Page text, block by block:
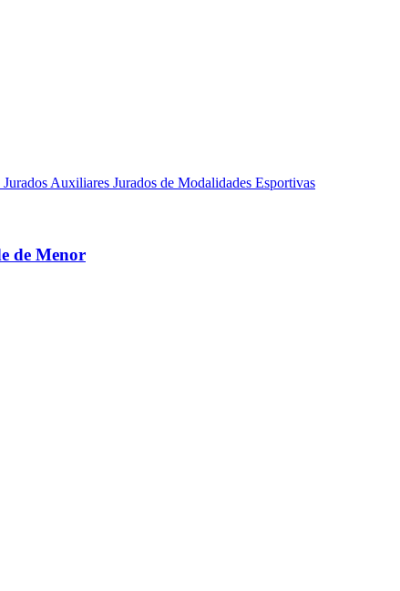
Jurados Auxiliares Jurados de Modalidades Esportivas
de Menor